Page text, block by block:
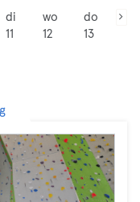
di
11
wo
12
do
13